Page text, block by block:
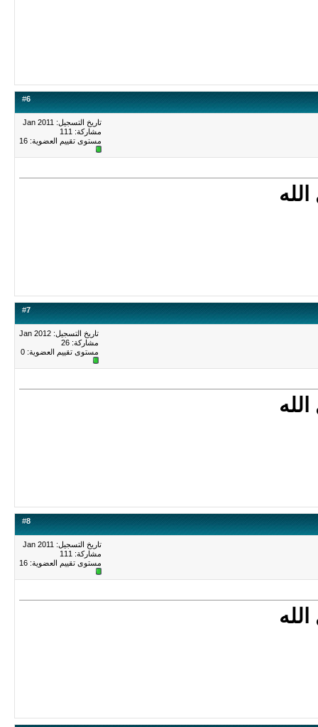
#6
تاريخ التسجيل: Jan 2011
مشاركة: 111
مستوى تقييم العضوية: 16
#7
تاريخ التسجيل: Jan 2012
مشاركة: 26
مستوى تقييم العضوية: 0
#8
تاريخ التسجيل: Jan 2011
مشاركة: 111
مستوى تقييم العضوية: 16